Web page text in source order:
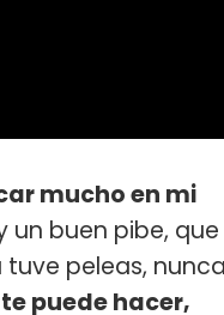
mucho en mi
un buen pibe, que
peleas,
puede hacer,